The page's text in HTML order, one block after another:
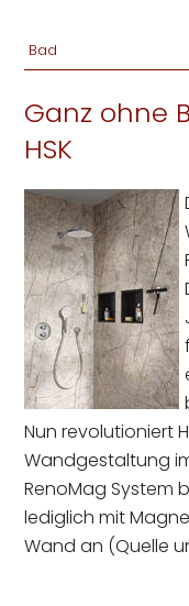
Bad
Ganz ohne
HSK
Nun revolutioniert
Wandgestaltung
RenoMag System
lediglich mit
Wand an (Quelle